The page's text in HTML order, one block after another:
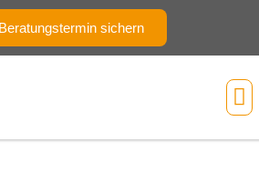
sichern